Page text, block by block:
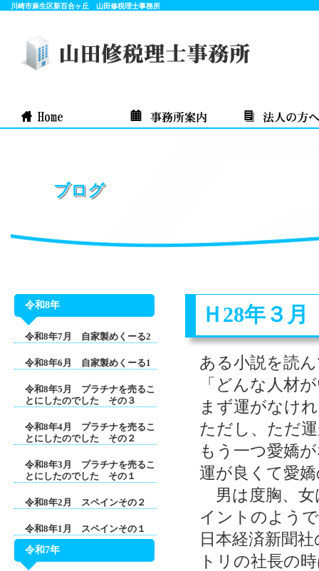
川崎市麻生区新百合ヶ丘 山田修税理士事務所
ブログ
令和8年
令和8年7月 自家製めくーる2
令和8年6月 自家製めくーる1
令和8年5月 プラチナを売るこ
とにしたのでした その３
令和8年4月 プラチナを売るこ
とにしたのでした その２
令和8年3月 プラチナを売るこ
とにしたのでした その１
令和8年2月 スペインその２
令和8年1月 スペインその１
令和7年
Ｈ28年３
ある小説を読
「どんな人材
まず運がなけ
ただし、ただ
もう一つ愛嬌
運が良くて愛
男は度胸、女
イントのよう
日本経済新聞
トリの社長の